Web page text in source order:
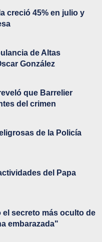
creció 45% en julio y
de Altas
González
que Barrelier
del crimen
de la Policía
del Papa
el secreto más oculto de
embarazada"